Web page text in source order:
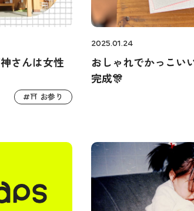
さんは女性
#⛩️ お参り
2025.01.24
おしゃれでかっこい
完成🎊